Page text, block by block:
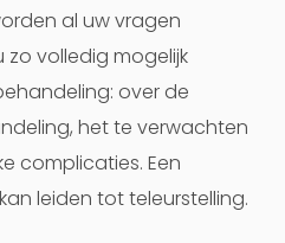
al uw vragen
volledig mogelijk
over de
het te verwachten
complicaties. Een
leiden tot teleurstelling.